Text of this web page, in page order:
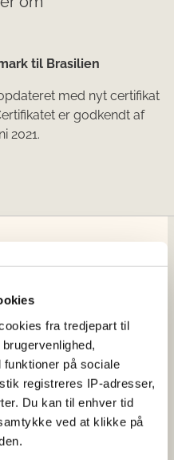
fra tredjepart til
på sociale
registreres IP-adresser,
Du kan til enhver tid
ved at klikke på
til Brasilien
med nyt certifikat
er godkendt af
2021.
arbejder med hele
med fokus på
Vi står bag De
som du kender